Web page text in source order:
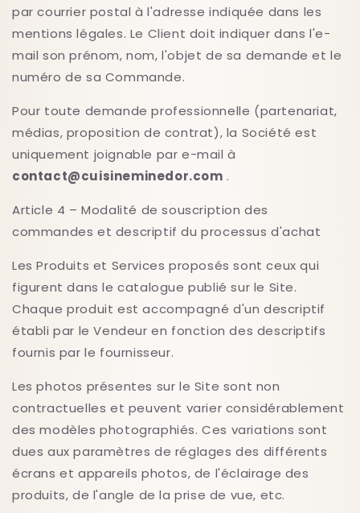
par courrier postal à l'adresse indiquée dans les
mentions légales. Le Client doit indiquer dans l'e-
mail son prénom, nom, l'objet de sa demande et le
numéro de sa Commande.
Pour toute demande professionnelle (partenariat,
médias, proposition de contrat), la Société est
uniquement joignable par e-mail à
contact@cuisineminedor.com .
Article 4 – Modalité de souscription des
commandes et descriptif du processus d'achat
Les Produits et Services proposés sont ceux qui
figurent dans le catalogue publié sur le Site.
Chaque produit est accompagné d'un descriptif
établi par le Vendeur en fonction des descriptifs
fournis par le fournisseur.
Les photos présentes sur le Site sont non
contractuelles et peuvent varier considérablement
des modèles photographiés. Ces variations sont
dues aux paramètres de réglages des différents
écrans et appareils photos, de l'éclairage des
produits, de l'angle de la prise de vue, etc.